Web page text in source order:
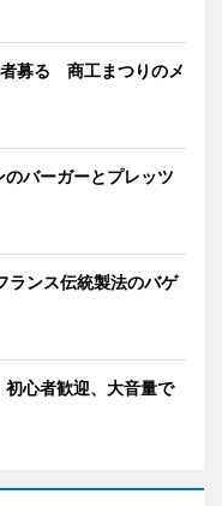
募る 商工まつりのメ
バーガーとプレッツ
ンス伝統製法のバゲ
心者歓迎、大音量で